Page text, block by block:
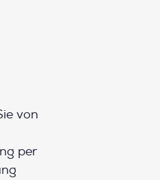
von
per